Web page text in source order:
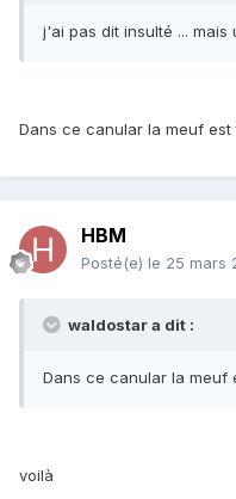
j'ai pas dit insulté ... mais
Dans ce canular la meuf
HBM
Posté(e) le 25 mars
waldostar a dit :
Dans ce canular la meuf
voilà